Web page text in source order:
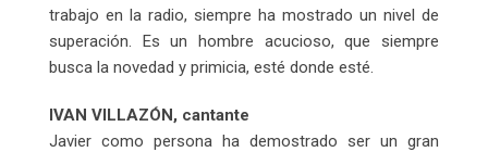
trabajo en la radio, siempre ha mostrado un nivel de
superación. Es un hombre acucioso, que siempre
busca la novedad y primicia, esté donde esté.
IVAN VILLAZÓN, cantante
Javier como persona ha demostrado ser un gran